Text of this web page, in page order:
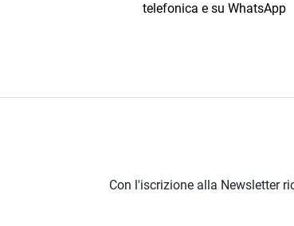
telefonica e su WhatsApp
Con l'iscrizione alla Newsletter